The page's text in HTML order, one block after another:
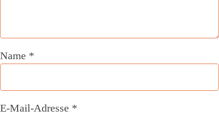
Name *
E-Mail-Adresse *